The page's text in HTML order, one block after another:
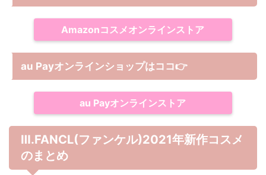
Amazonコスメオンラインストア
au Payオンラインショップはココ👉
au Payオンラインストア
Ⅲ.FANCL(ファンケル)2021年新作コスメ
のまとめ